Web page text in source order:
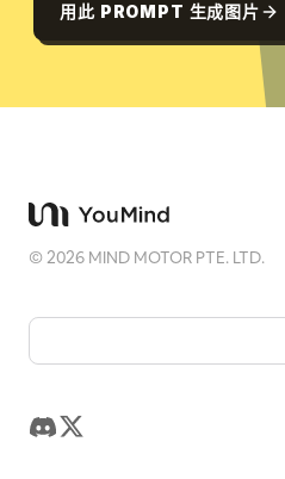
用此 PROMPT 生成图片
©2026 MIND MOTOR PTE. LTD.